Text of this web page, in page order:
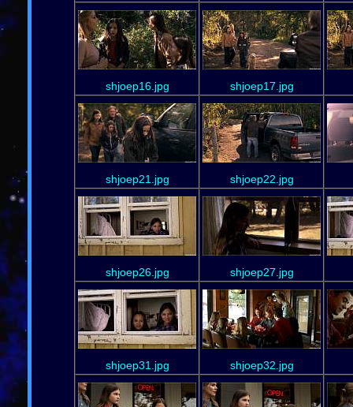
shjoep16.jpg shjoep17.jpg
shjoep21.jpg shjoep22.jpg
shjoep26.jpg shjoep27.jpg
shjoep31.jpg shjoep32.jpg